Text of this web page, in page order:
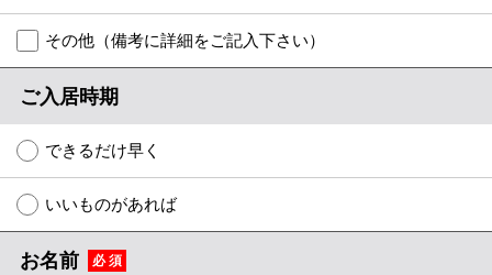
ハウスメーカー施工特集！
路線·駅から探す
IT重説について
スタッフ紹介
その他（備考に詳細をご記入下さい）
ご入居時期
できるだけ早く
いいものがあれば
お名前 必 須